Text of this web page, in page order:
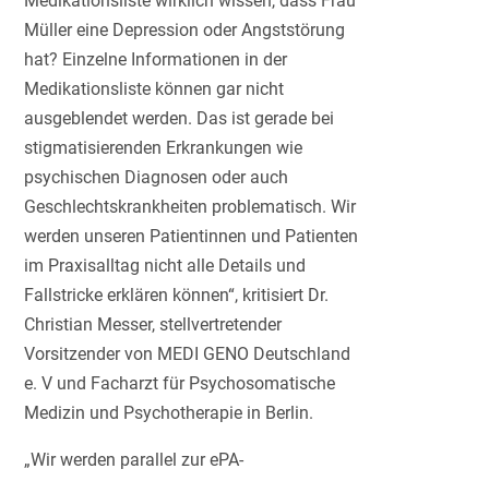
Müller eine Depression oder Angststörung
hat? Einzelne Informationen in der
Medikationsliste können gar nicht
ausgeblendet werden. Das ist gerade bei
stigmatisierenden Erkrankungen wie
psychischen Diagnosen oder auch
Geschlechtskrankheiten problematisch. Wir
werden unseren Patientinnen und Patienten
im Praxisalltag nicht alle Details und
Fallstricke erklären können“, kritisiert Dr.
Christian Messer, stellvertretender
Vorsitzender von MEDI GENO Deutschland
e. V und Facharzt für Psychosomatische
Medizin und Psychotherapie in Berlin.
„Wir werden parallel zur ePA-